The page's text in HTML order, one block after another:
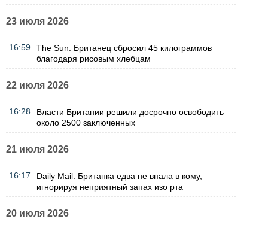
23 июля 2026
16:59
The Sun: Британец сбросил 45 килограммов
благодаря рисовым хлебцам
22 июля 2026
16:28
Власти Британии решили досрочно освободить
около 2500 заключенных
21 июля 2026
16:17
Daily Mail: Британка едва не впала в кому,
игнорируя неприятный запах изо рта
20 июля 2026